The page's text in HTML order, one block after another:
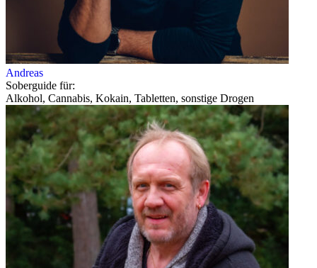
Andreas
Soberguide für:
Alkohol, Cannabis, Kokain, Tabletten, sonstige Drogen